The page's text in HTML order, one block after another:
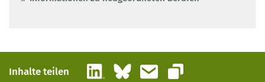
Inhalte teilen LinkedInBlueskyE-Mail
Link kopieren